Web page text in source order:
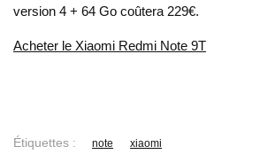
version 4 + 64 Go coûtera 229€.
Acheter le Xiaomi Redmi Note 9T
Étiquettes : note xiaomi